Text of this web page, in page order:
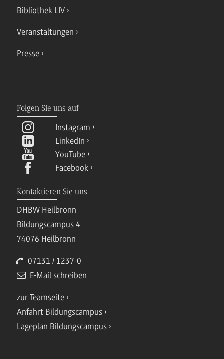
Bibliothek LIV
Veranstaltungen
Presse
Folgen Sie uns auf
Instagram
LinkedIn
YouTube
Facebook
Kontaktieren Sie uns
DHBW Heilbronn
Bildungscampus 4
74076 Heilbronn
07131 / 1237-0
E-Mail schreiben
zur Teamseite
Anfahrt Bildungscampus
Lageplan Bildungscampus